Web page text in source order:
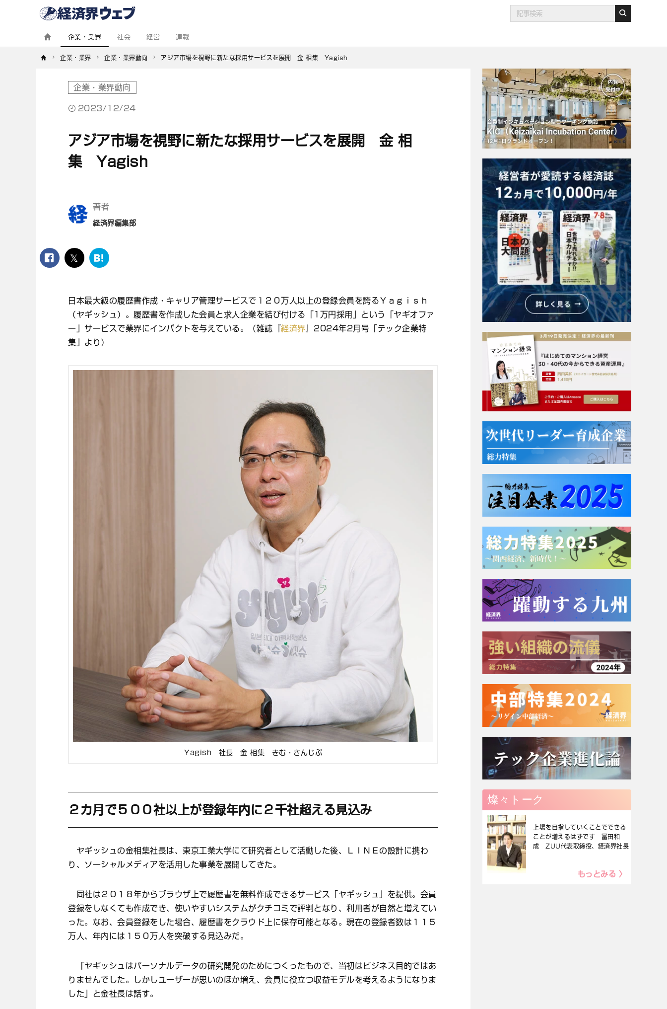
企業・業界 社会 経営 連載
企業・業界 企業・業界動向 アジア市場を視野に新たな採用サービスを展開　金 相集　Yagish
企業・業界動向
2023/12/24
アジア市場を視野に新たな採用サービスを展開 金 相
集 Yagish
著者
経済界編集部
facebook
twitter
は
ッ
ク
ー
ク
日本最大級の履歴書作成・キャリア管理サービスで１２０万人以上の登録会員を誇るＹａｇｉｓｈ
（ヤギッシュ）。履歴書を作成した会員と求人企業を結び付ける「1万円採用」という「ヤギオファ
ー」サービスで業界にインパクトを与えている。（雑誌『 経済界 』2024年2月号「テック企業特
集」より）
Yagish 社長 金 相集 きむ・さんじぷ
２カ月で５００社以上が登録年内に２千社超える見込み
ヤギッシュの金相集社長は、東京工業大学にて研究者として活動した後、ＬＩＮＥの設計に携わ
り、ソーシャルメディアを活用した事業を展開してきた。
同社は２０１８年からブラウザ上で履歴書を無料作成できるサービス「ヤギッシュ」を提供。会員
登録をしなくても作成でき、使いやすいシステムがクチコミで評判となり、利用者が自然と増えてい
った。なお、会員登録をした場合、履歴書をクラウド上に保存可能となる。現在の登録者数は１１５
万人、年内には１５０万人を突破する見込みだ。
「ヤギッシュはパーソナルデータの研究開発のためにつくったもので、当初はビジネス目的ではあ
りませんでした。しかしユーザーが思いのほか増え、会員に役立つ収益モデルを考えるようになりま
した」と金社長は話す。
燦々トーク
上場を目指していくことでできる
ことが増えるはずです 冨田和
成 ZUU代表取締役、経済界社長
もっとみる 〉